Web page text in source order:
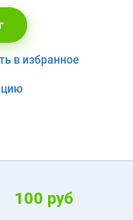
в избранное
100 руб